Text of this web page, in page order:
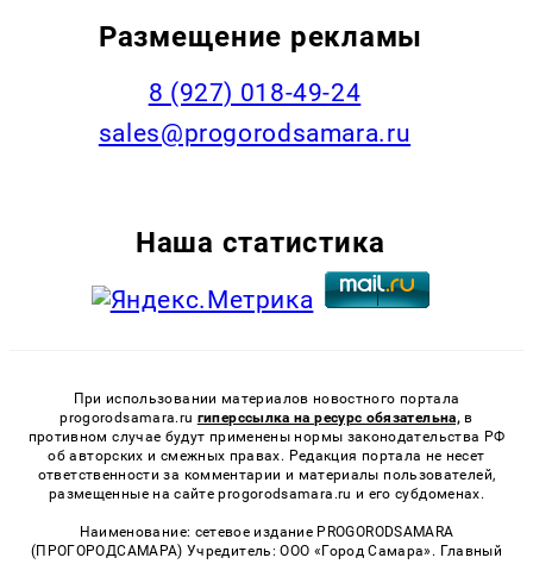
Размещение рекламы
8 (927) 018-49-24
sales@progorodsamara.ru
Наша статистика
При использовании материалов новостного портала
progorodsamara.ru гиперссылка на ресурс обязательна, в
противном случае будут применены нормы законодательства РФ
об авторских и смежных правах. Редакция портала не несет
ответственности за комментарии и материалы пользователей,
размещенные на сайте progorodsamara.ru и его субдоменах.
Наименование: сетевое издание PROGORODSAMARA
(ПРОГОРОДСАМАРА) Учредитель: ООО «Город Самара». Главный